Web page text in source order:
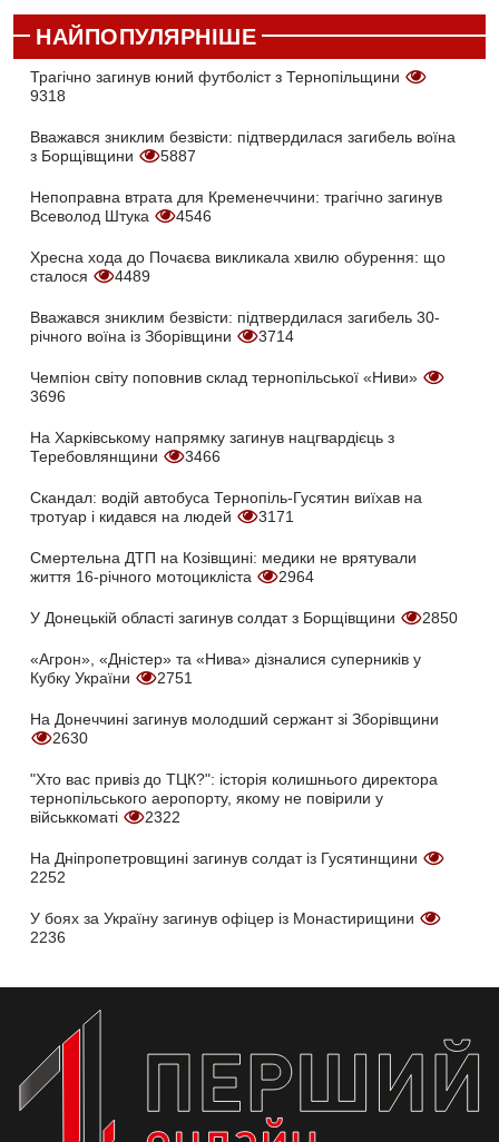
НАЙПОПУЛЯРНІШЕ
Трагічно загинув юний футболіст з Тернопільщини
9318
Вважався зниклим безвісти: підтвердилася загибель воїна
з Борщівщини
5887
Непоправна втрата для Кременеччини: трагічно загинув
Всеволод Штука
4546
Хресна хода до Почаєва викликала хвилю обурення: що
сталося
4489
Вважався зниклим безвісти: підтвердилася загибель 30-
річного воїна із Зборівщини
3714
Чемпіон світу поповнив склад тернопільської «Ниви»
3696
На Харківському напрямку загинув нацгвардієць з
Теребовлянщини
3466
Скандал: водій автобуса Тернопіль-Гусятин виїхав на
тротуар і кидався на людей
3171
Смертельна ДТП на Козівщині: медики не врятували
життя 16-річного мотоцикліста
2964
У Донецькій області загинув солдат з Борщівщини 2850
«Агрон», «Дністер» та «Нива» дізналися суперників у
Кубку України
2751
На Донеччині загинув молодший сержант зі Зборівщини
2630
"Хто вас привіз до ТЦК?": історія колишнього директора
тернопільського аеропорту, якому не повірили у
військкоматі
2322
На Дніпропетровщині загинув солдат із Гусятинщини
2252
У боях за Україну загинув офіцер із Монастирищини
2236